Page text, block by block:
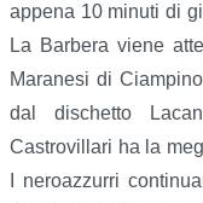
appena 10 minuti di
La Barbera viene
Maranesi di
dal dischetto
Castrovillari ha la
I neroazzurri